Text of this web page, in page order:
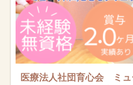
就職サポート
人材をお探しの医療機関・企業様
医療法人社団育心会 ミュ